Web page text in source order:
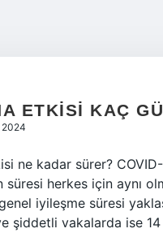
ETKISI KAÇ
2024
ne kadar sürer?
süresi herkes için aynı
iyileşme süresi
şiddetli vakalarda ise 14